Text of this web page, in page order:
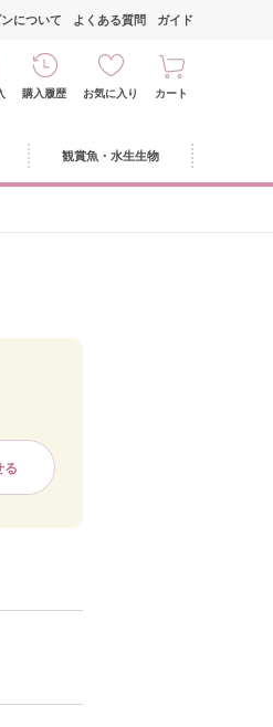
について よくある質問 ガイド
購入履歴 お気に入り カート
観賞魚・水生生物
る